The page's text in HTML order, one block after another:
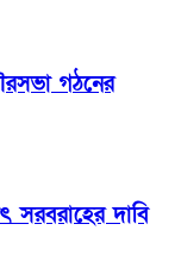
গঠনের
সরবরাহের দাবি